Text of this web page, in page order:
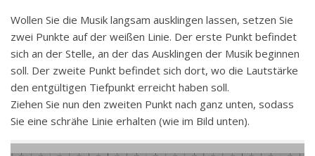
Wollen Sie die Musik langsam ausklingen lassen, setzen Sie
zwei Punkte auf der weißen Linie. Der erste Punkt befindet
sich an der Stelle, an der das Ausklingen der Musik beginnen
soll. Der zweite Punkt befindet sich dort, wo die Lautstärke
den entgültigen Tiefpunkt erreicht haben soll.
Ziehen Sie nun den zweiten Punkt nach ganz unten, sodass
Sie eine schrähe Linie erhalten (wie im Bild unten).